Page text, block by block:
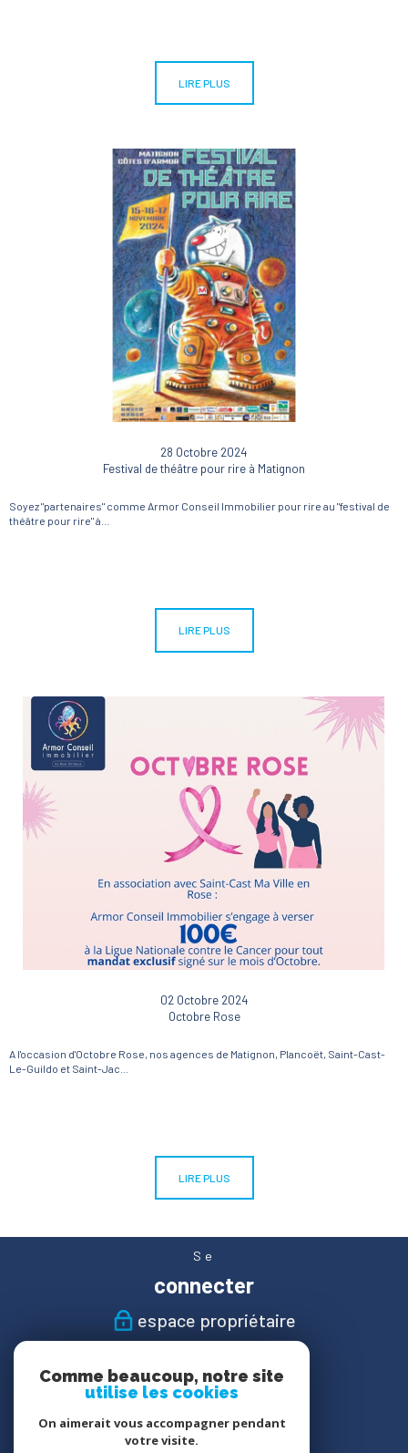
LIRE PLUS
28 Octobre 2024
Festival de théâtre pour rire à Matignon
Soyez "partenaires" comme Armor Conseil Immobilier pour rire au "festival de
théâtre pour rire" à...
LIRE PLUS
02 Octobre 2024
Octobre Rose
A l'occasion d'Octobre Rose, nos agences de Matignon, Plancoët, Saint-Cast-
Le-Guildo et Saint-Jac...
LIRE PLUS
Se
connecter
espace propriétaire
suivre
Comme beaucoup, notre site
utilise les cookies
On aimerait vous accompagner pendant
votre visite.